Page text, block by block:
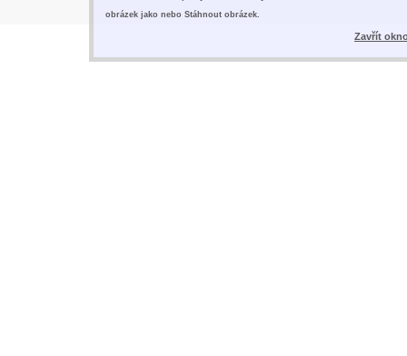
obrázek jako nebo Stáhnout obrázek.
Zavřít